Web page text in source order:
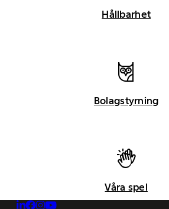
Hållbarhet
Bolagstyrning
Våra spel